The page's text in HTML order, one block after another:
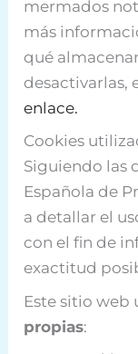
mermados
más
qué
desactivarlas,
enlace.
Cookies
Siguiendo las
Española de
a detallar el
con el fin de
exactitud
Este sitio web
propias: